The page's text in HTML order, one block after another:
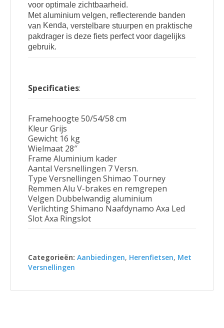
voor optimale zichtbaarheid.
Met aluminium velgen, reflecterende banden
van Kenda, verstelbare stuurpen en praktische
pakdrager is deze fiets perfect voor dagelijks
gebruik.
Specificaties:
Framehoogte 50/54/58 cm
Kleur Grijs
Gewicht 16 kg
Wielmaat 28″
Frame Aluminium kader
Aantal Versnellingen 7 Versn.
Type Versnellingen Shimao Tourney
Remmen Alu V-brakes en remgrepen
Velgen Dubbelwandig aluminium
Verlichting Shimano Naafdynamo Axa Led
Slot Axa Ringslot
Categorieën: Aanbiedingen, Herenfietsen, Met
Versnellingen